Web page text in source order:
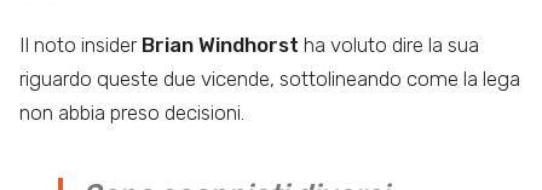
Il noto insider Brian Windhorst ha voluto dire la sua
riguardo queste due vicende, sottolineando come la lega
non abbia preso decisioni.